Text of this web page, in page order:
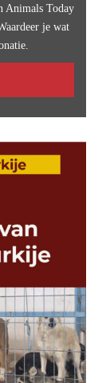
Animals Today
je wat